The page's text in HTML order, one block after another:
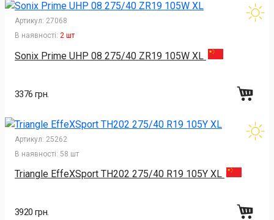
Артикул: 27068
В наявності: 2 шт
Sonix Prime UHP 08 275/40 ZR19 105W XL
3376 грн.
Артикул: 25262
В наявності: 58 шт
Triangle EffeXSport TH202 275/40 R19 105Y XL
3920 грн.